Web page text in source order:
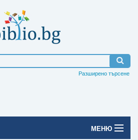
Разширено търсене
МЕНЮ